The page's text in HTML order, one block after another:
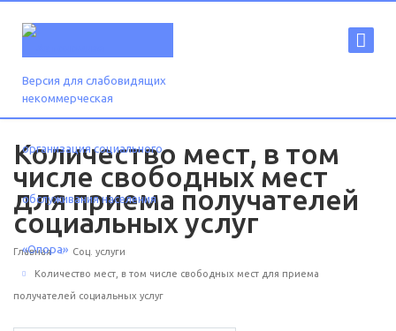
Версия для слабовидящих
Количество мест, в том
числе свободных мест
для приема получателей
социальных услуг
Главная Соц. услуги
Количество мест, в том числе свободных мест для приема
получателей социальных услуг